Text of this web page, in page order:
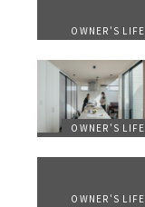
OWNER'S LIFE
OWNER'S LIFE
OWNER'S LIFE